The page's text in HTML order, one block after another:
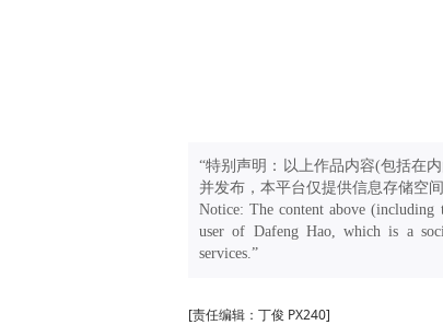
“特别声明：以上作品内容(包括在
并发布，本平台仅提供信息存储空间
Notice: The content above (including
user of Dafeng Hao, which is a
services.”
[责任编辑：丁俊 PX240]